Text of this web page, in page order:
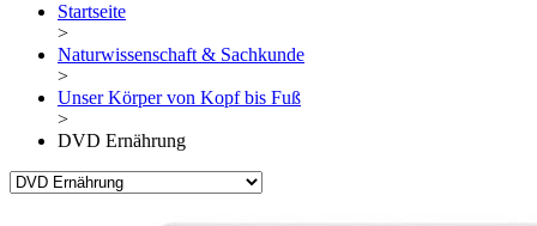
Startseite
>
Naturwissenschaft & Sachkunde
>
Unser Körper von Kopf bis Fuß
>
DVD Ernährung